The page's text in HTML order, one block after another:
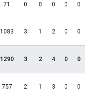
71 0 0 0 0 0
1083 3 1 2 0 0
1290 3 2 4 0 0
757 2 1 3 0 0